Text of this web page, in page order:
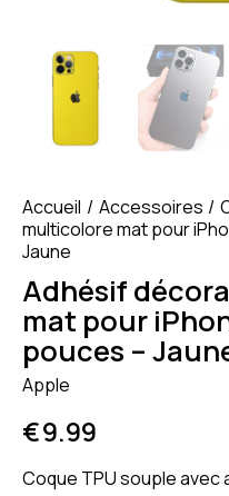
Accueil Accessoires
multicolore mat pour
Jaune
Adhésif
mat pour
pouces –
Apple
€9.99
Coque TPU souple